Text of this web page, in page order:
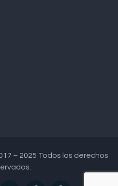
– 2025 Todos los derechos